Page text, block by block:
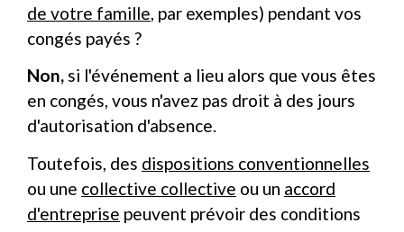
de votre famille, par exemples) pendant vos
congés payés ?
Non, si l'événement a lieu alors que vous êtes
en congés, vous n'avez pas droit à des jours
d'autorisation d'absence.
Toutefois, des dispositions conventionnelles
ou une collective collective ou un accord
d'entreprise peuvent prévoir des conditions